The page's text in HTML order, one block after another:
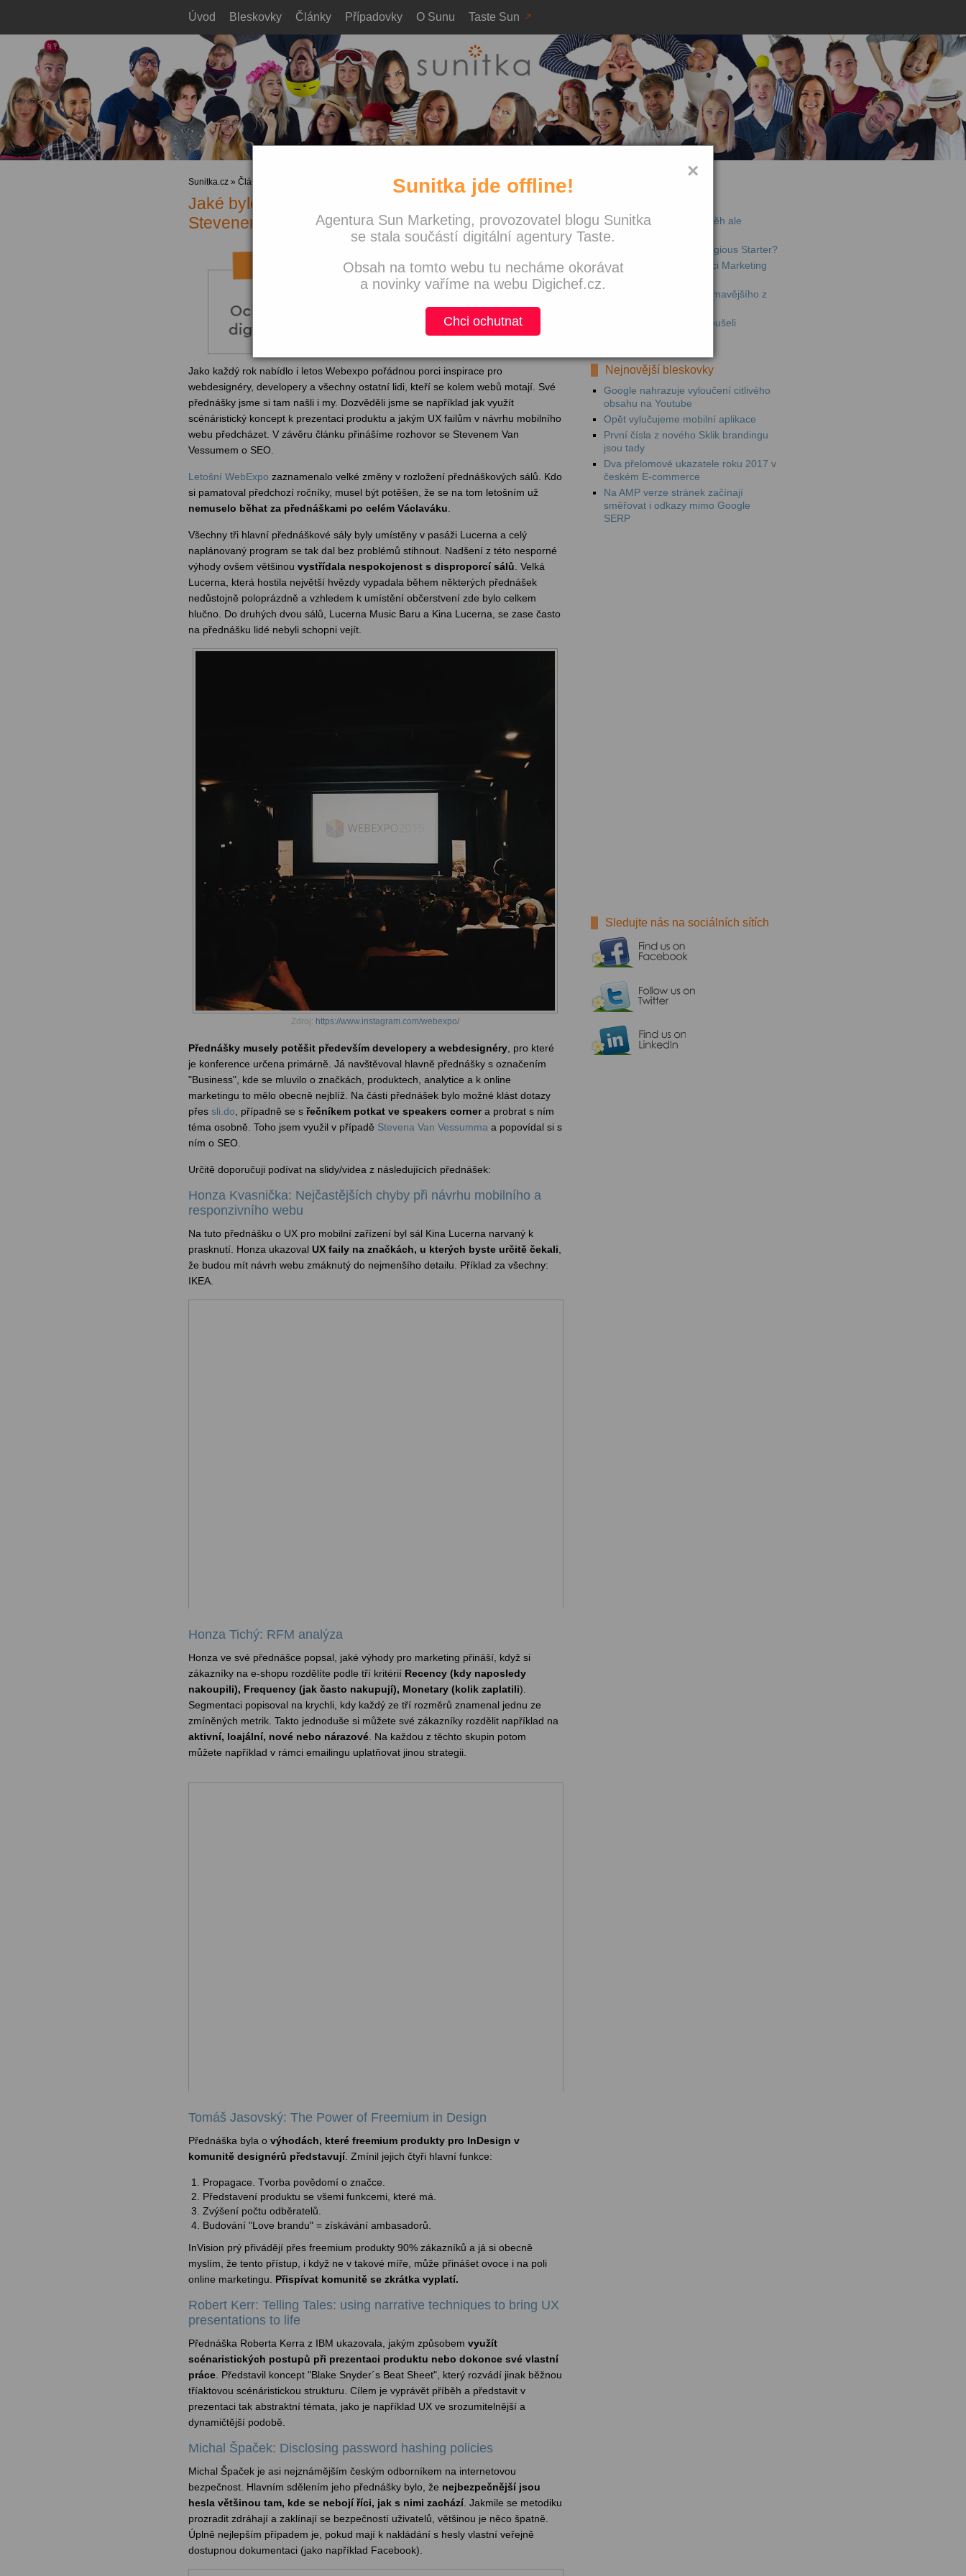
×
Sunitka jde offline!
Agentura Sun Marketing, provozovatel blogu Sunitka
se stala součástí digitální agentury Taste.
Obsah na tomto webu tu necháme okorávat
a novinky vaříme na webu Digichef.cz.
Chci ochutnat
Úvod Bleskovky Články Případovky O Sunu Taste Sun
Sunitka.cz » Články
Jaké bylo WebExpo 2016 + rozhovor se
Stevenem van Vessumem o SEO
Jako každý rok nabídlo i letos Webexpo pořádnou porci inspirace pro
webdesignéry, developery a všechny ostatní lidi, kteří se kolem webů motají. Své
přednášky jsme si tam našli i my. Dozvěděli jsme se například jak využít
scénáristický koncept k prezentaci produktu a jakým UX failům v návrhu mobilního
webu předcházet. V závěru článku přinášíme rozhovor se Stevenem Van
Vessumem o SEO.
Letošní WebExpo zaznamenalo velké změny v rozložení přednáškových sálů. Kdo
si pamatoval předchozí ročníky, musel být potěšen, že se na tom letošním už
nemuselo běhat za přednáškami po celém Václaváku.
Všechny tři hlavní přednáškové sály byly umístěny v pasáži Lucerna a celý
naplánovaný program se tak dal bez problémů stihnout. Nadšení z této nesporné
výhody ovšem většinou vystřídala nespokojenost s disproporcí sálů. Velká
Lucerna, která hostila největší hvězdy vypadala během některých přednášek
nedůstojně poloprázdně a vzhledem k umístění občerstvení zde bylo celkem
hlučno. Do druhých dvou sálů, Lucerna Music Baru a Kina Lucerna, se zase často
na přednášku lidé nebyli schopni vejít.
Zdroj: https://www.instagram.com/webexpo/
Přednášky musely potěšit především developery a webdesignéry, pro které
je konference určena primárně. Já navštěvoval hlavně přednášky s označením
"Business", kde se mluvilo o značkách, produktech, analytice a k online
marketingu to mělo obecně nejblíž. Na části přednášek bylo možné klást dotazy
přes sli.do, případně se s řečníkem potkat ve speakers cornera probrat s ním
téma osobně. Toho jsem využil v případě Stevena Van Vessumma a popovídal si s
ním o SEO.
Určitě doporučuji podívat na slidy/videa z následujících přednášek:
Honza Kvasnička: Nejčastějších chyby při návrhu mobilního a
responzivního webu
Na tuto přednášku o UX pro mobilní zařízení byl sál Kina Lucerna narvaný k
prasknutí. Honza ukazoval UX faily na značkách, u kterých byste určitě čekali,
že budou mít návrh webu zmáknutý do nejmenšího detailu. Příklad za všechny:
IKEA.
Honza Tichý: RFM analýza
Honza ve své přednášce popsal, jaké výhody pro marketing přináší, když si
zákazníky na e-shopu rozdělíte podle tří kritérií Recency (kdy naposledy
nakoupili), Frequency (jak často nakupují), Monetary (kolik zaplatili).
Segmentaci popisoval na krychli, kdy každý ze tří rozměrů znamenal jednu ze
zmíněných metrik. Takto jednoduše si můžete své zákazníky rozdělit například na
aktivní, loajální, nové nebo nárazové. Na každou z těchto skupin potom
můžete například v rámci emailingu uplatňovat jinou strategii.
Tomáš Jasovský: The Power of Freemium in Design
Přednáška byla o výhodách, které freemium produkty pro InDesign v
komunitě designérů představují. Zmínil jejich čtyři hlavní funkce:
Propagace. Tvorba povědomí o značce.
Představení produktu se všemi funkcemi, které má.
Zvýšení počtu odběratelů.
Budování "Love brandu" = získávání ambasadorů.
InVision prý přivádějí přes freemium produkty 90% zákazníků a já si obecně
myslím, že tento přístup, i když ne v takové míře, může přinášet ovoce i na poli
online marketingu. Přispívat komunitě se zkrátka vyplatí.
Robert Kerr: Telling Tales: using narrative techniques to bring UX
presentations to life
Přednáška Roberta Kerra z IBM ukazovala, jakým způsobem využít
scénaristických postupů při prezentaci produktu nebo dokonce své vlastní
práce. Představil koncept "Blake Snyder´s Beat Sheet", který rozvádí jinak běžnou
tříaktovou scénáristickou strukturu. Cílem je vyprávět příběh a představit v
prezentaci tak abstraktní témata, jako je například UX ve srozumitelnější a
dynamičtější podobě.
Michal Špaček: Disclosing password hashing policies
Michal Špaček je asi nejznámějším českým odborníkem na internetovou
bezpečnost. Hlavním sdělením jeho přednášky bylo, že nejbezpečnější jsou
hesla většinou tam, kde se nebojí říci, jak s nimi zachází. Jakmile se metodiku
prozradit zdráhají a zaklínají se bezpečností uživatelů, většinou je něco špatně.
Úplně nejlepším případem je, pokud mají k nakládání s hesly vlastní veřejně
dostupnou dokumentaci (jako například Facebook).
Sunitka jde offline – příběh ale
nekonči!
Co jsme chytili na Contagious Starter?
Navštívili jsme konferenci Marketing
Víkend plný toho nejzajímavějšího z
Mezi prvními jsme vyzkoušeli
Nejnovější bleskovky
Google nahrazuje vyloučení citlivého
obsahu na Youtube
Opět vylučujeme mobilní aplikace
První čísla z nového Sklik brandingu
jsou tady
Dva přelomové ukazatele roku 2017 v
českém E-commerce
Na AMP verze stránek začínají
směřovat i odkazy mimo Google
SERP
Sledujte nás na sociálních sítích